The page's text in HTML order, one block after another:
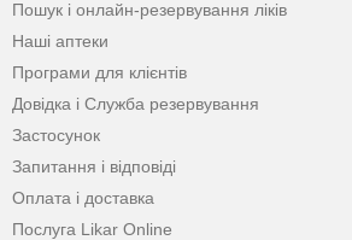
Пошук і онлайн-резервування ліків
Наші аптеки
Програми для клієнтів
Довідка і Служба резервування
Застосунок
Запитання і відповіді
Оплата і доставка
Послуга Likar Online